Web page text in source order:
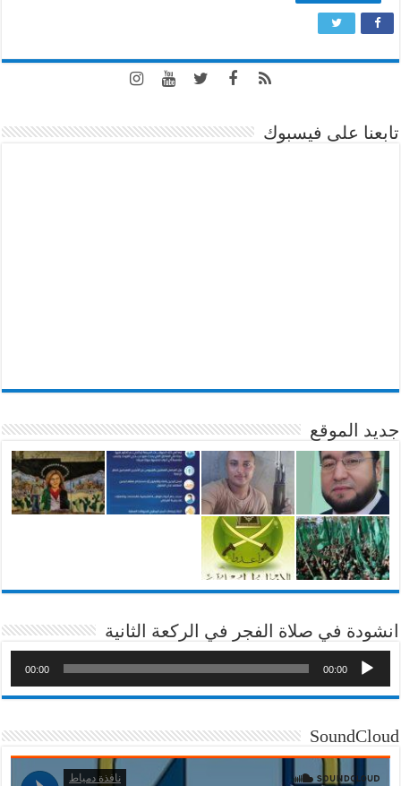
تابعنا على فيسبوك
جديد الموقع
انشودة في صلاة الفجر في الركعة الثانية
00:00
00:00
SoundCloud